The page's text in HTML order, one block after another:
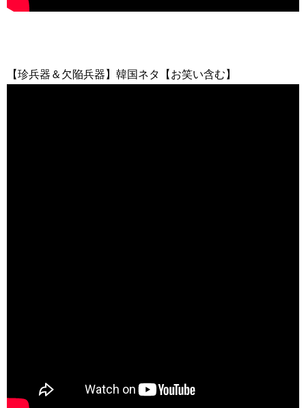
【珍兵器＆欠陥兵器】韓国ネタ【お笑い含む】